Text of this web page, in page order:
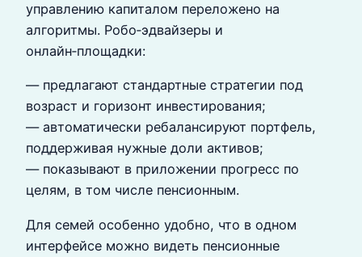
управлению капиталом переложено на
алгоритмы. Робо‑эдвайзеры и
онлайн‑площадки:
— предлагают стандартные стратегии под
возраст и горизонт инвестирования;
— автоматически ребалансируют портфель,
поддерживая нужные доли активов;
— показывают в приложении прогресс по
целям, в том числе пенсионным.
Для семей особенно удобно, что в одном
интерфейсе можно видеть пенсионные